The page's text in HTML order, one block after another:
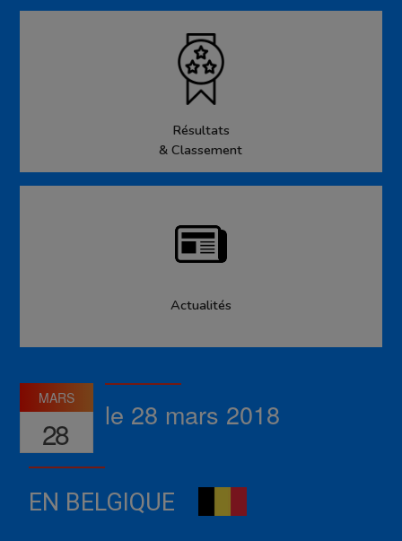
Résultats
& Classement
Actualités
MARS
28
le 28 mars 2018
EN BELGIQUE